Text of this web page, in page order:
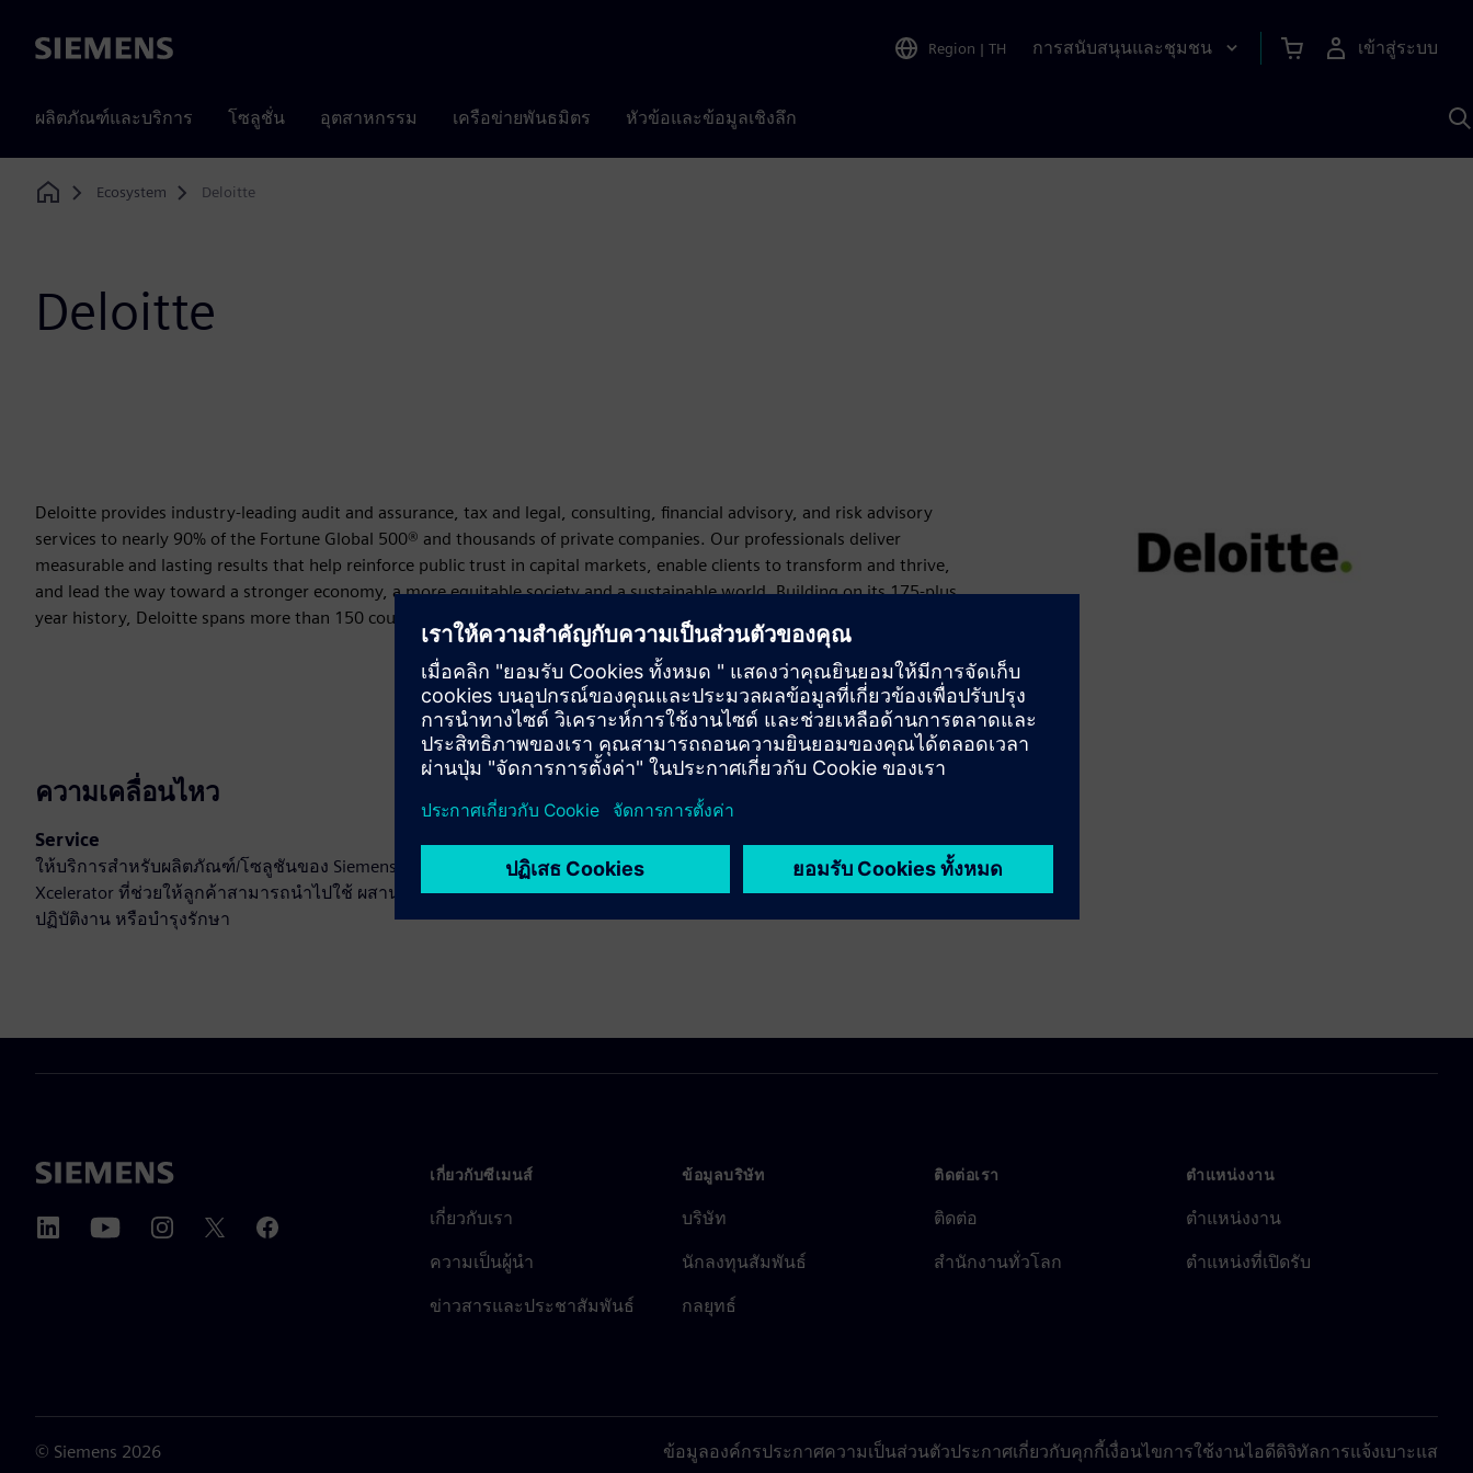
Siemens Region | TH การสนับสนุนและชุมชน เข้าสู่ระบบ
ผลิตภัณฑ์และบริการ โซลูชั่น อุตสาหกรรม เครือข่ายพันธมิตร หัวข้อและข้อมูลเชิงลึก
Home
Ecosystem Deloitte
Deloitte
Deloitte provides industry-leading audit and assurance, tax and legal, consulting, financial advisory, and risk advisory
services to nearly 90% of the Fortune Global 500® and thousands of private companies. Our professionals deliver
measurable and lasting results that help reinforce public trust in capital markets, enable clients to transform and thrive,
and lead the way toward a stronger economy, a more equitable society and a sustainable world. Building on its 175-plus
year history, Deloitte spans more than 150 countries and territories.
ความเคลื่อนไหว
Service
ให้บริการสำหรับผลิตภัณฑ์/โซลูชันของ Siemens
Xcelerator ที่ช่วยให้ลูกค้าสามารถนำไปใช้ ผสานรวม
ปฏิบัติงาน หรือบำรุงรักษา
เกี่ยวกับซีเมนส์
เกี่ยวกับเรา
ความเป็นผู้นำ
ข่าวสารและประชาสัมพันธ์
ข้อมูลบริษัท
บริษัท
นักลงทุนสัมพันธ์
กลยุทธ์
ติดต่อเรา
ติดต่อ
สำนักงานทั่วโลก
ตำแหน่งงาน
ตำแหน่งงาน
ตำแหน่งที่เปิดรับ
© Siemens 2026 ข้อมูลองค์กรประกาศความเป็นส่วนตัวประกาศเกี่ยวกับคุกกี้เงื่อนไขการใช้งานไอดีดิจิทัลการแจ้งเบาะแส